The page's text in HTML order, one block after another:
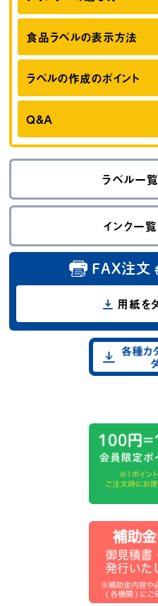
食品ラベルの表示方法
ラベルの作成のポイント
Q&A
ラベル一
インク一
FAX注文
用紙を